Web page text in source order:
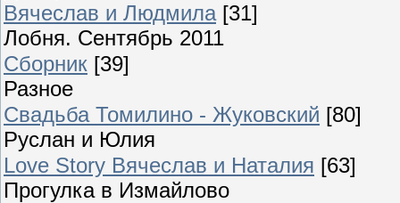
Вячеслав и Людмила [31]
Лобня. Сентябрь 2011
Сборник [39]
Разное
Свадьба Томилино - Жуковский [80]
Руслан и Юлия
Love Story Вячеслав и Наталия [63]
Прогулка в Измайлово